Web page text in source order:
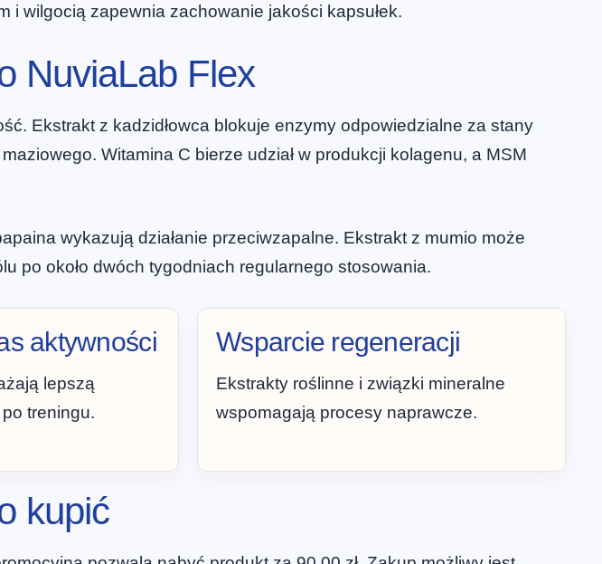
i wilgocią zapewnia zachowanie jakości kapsułek.
NuviaLab Flex
Ekstrakt z kadzidłowca blokuje enzymy odpowiedzialne za stany
Witamina C bierze udział w produkcji kolagenu, a MSM
wykazują działanie przeciwzapalne. Ekstrakt z mumio może
po około dwóch tygodniach regularnego stosowania.
aktywności
lepszą
treningu.
Wsparcie regeneracji
Ekstrakty roślinne i związki mineralne
wspomagają procesy naprawcze.
kupić